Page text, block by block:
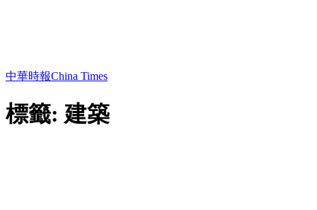
中華時報China Times
標籤: 建築